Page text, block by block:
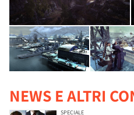
NEWS E ALTRI
SPECIALE